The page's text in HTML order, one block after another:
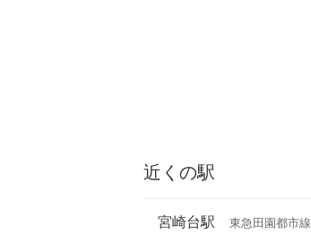
近くの駅
宮崎台駅 東急田園都市線